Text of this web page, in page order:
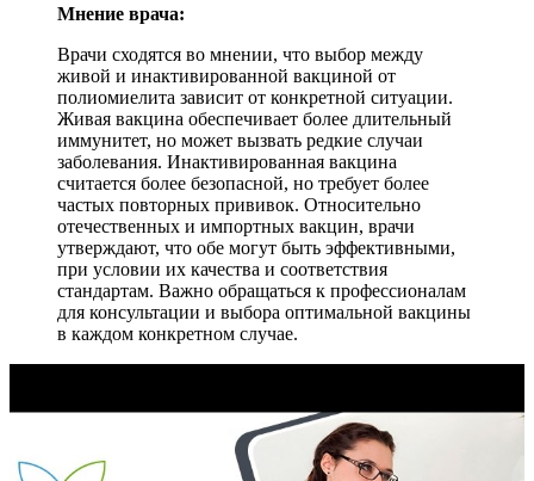
Мнение врача:
Врачи сходятся во мнении, что выбор между
живой и инактивированной вакциной от
полиомиелита зависит от конкретной ситуации.
Живая вакцина обеспечивает более длительный
иммунитет, но может вызвать редкие случаи
заболевания. Инактивированная вакцина
считается более безопасной, но требует более
частых повторных прививок. Относительно
отечественных и импортных вакцин, врачи
утверждают, что обе могут быть эффективными,
при условии их качества и соответствия
стандартам. Важно обращаться к профессионалам
для консультации и выбора оптимальной вакцины
в каждом конкретном случае.